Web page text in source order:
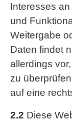
Interesses
und
Weitergabe
Daten findet
allerdings
zu
auf eine
2.2 Diese